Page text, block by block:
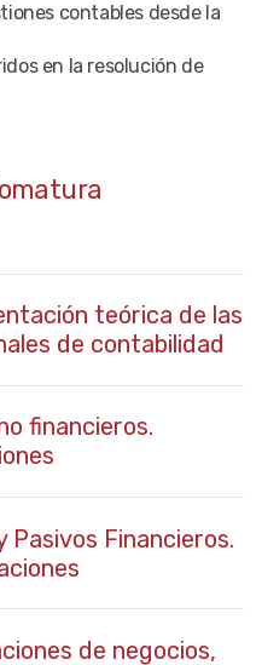
contables desde la
en la resolución de
teórica de las
de contabilidad
financieros.
Pasivos Financieros.
de negocios,